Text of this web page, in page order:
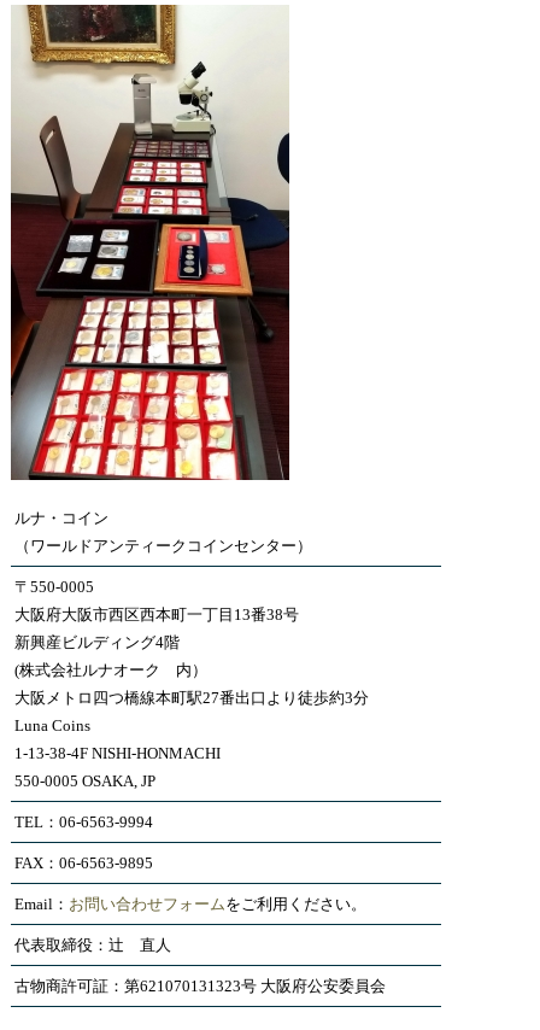
ルナ・コイン
（ワールドアンティークコインセンター）
〒550-0005
大阪府大阪市西区西本町一丁目13番38号
新興産ビルディング4階
(株式会社ルナオーク 内）
大阪メトロ四つ橋線本町駅27番出口より徒歩約3分
Luna Coins
1-13-38-4F NISHI-HONMACHI
550-0005 OSAKA, JP
TEL：06-6563-9994
FAX：06-6563-9895
Email： お問い合わせフォームをご利用ください。
代表取締役：辻 直人
古物商許可証：第621070131323号 大阪府公安委員会